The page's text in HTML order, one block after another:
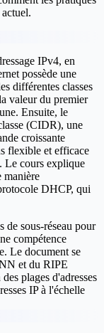
IPv4, en
possède une
différentes classes
valeur du premier
Ensuite, le
(CIDR), une
croissante
flexible et efficace
Le cours explique
manière
DHCP, qui
de sous-réseau pour
compétence
Le document se
et du RIPE
plages d'adresses
IP à l'échelle